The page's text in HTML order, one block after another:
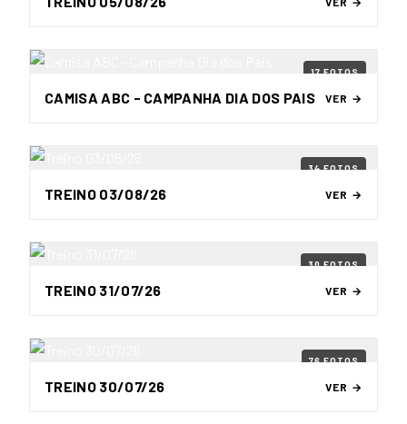
17 FOTOS
CAMISA ABC - CAMPANHA DIA DOS PAIS VER →
34 FOTOS
TREINO 03/08/26 VER →
30 FOTOS
TREINO 31/07/26 VER →
76 FOTOS
TREINO 30/07/26 VER →